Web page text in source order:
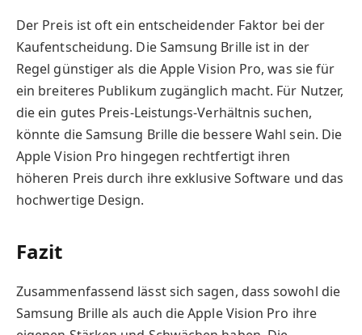
Der Preis ist oft ein entscheidender Faktor bei der
Kaufentscheidung. Die Samsung Brille ist in der
Regel günstiger als die Apple Vision Pro, was sie für
ein breiteres Publikum zugänglich macht. Für Nutzer,
die ein gutes Preis-Leistungs-Verhältnis suchen,
könnte die Samsung Brille die bessere Wahl sein. Die
Apple Vision Pro hingegen rechtfertigt ihren
höheren Preis durch ihre exklusive Software und das
hochwertige Design.
Fazit
Zusammenfassend lässt sich sagen, dass sowohl die
Samsung Brille als auch die Apple Vision Pro ihre